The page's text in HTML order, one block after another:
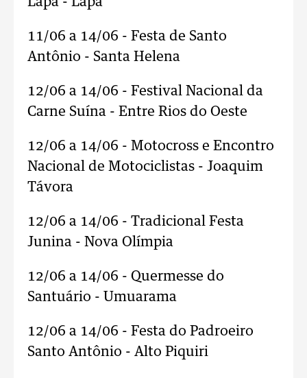
11/06 a 14/06 - Festa de Santo
Antônio - Santa Helena
12/06 a 14/06 - Festival Nacional da
Carne Suína - Entre Rios do Oeste
12/06 a 14/06 - Motocross e Encontro
Nacional de Motociclistas - Joaquim
Távora
12/06 a 14/06 - Tradicional Festa
Junina - Nova Olímpia
12/06 a 14/06 - Quermesse do
Santuário - Umuarama
12/06 a 14/06 - Festa do Padroeiro
Santo Antônio - Alto Piquiri